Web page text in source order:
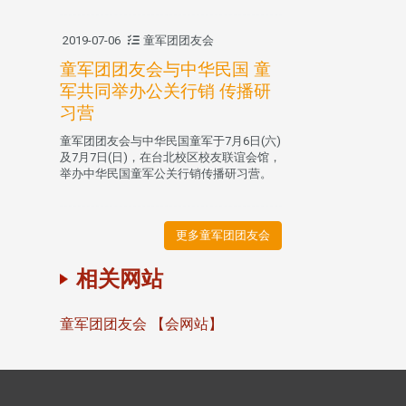
2019-07-06 童军团团友会
童军团团友会与中华民国 童
军共同举办公关行销 传播研
习营
童军团团友会与中华民国童军于7月6日(六)
及7月7日(日)，在台北校区校友联谊会馆，
举办中华民国童军公关行销传播研习营。
更多童军团团友会
相关网站
童军团团友会 【会网站】